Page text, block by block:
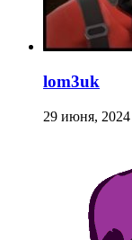
lom3uk
29 июня, 2024